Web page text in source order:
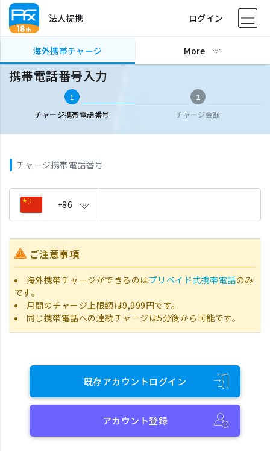
法人提携 ログイン
海外携帯チャージ More
海外携帯チャージ 携帯電話番号入力
携帯電話番号入力
1
チャージ携帯電話番号
2
チャージ金額
チャージ携帯電話番号
+86
ご注意事項
海外携帯チャージができるのはプリペイド式携帯電話のみ
です。
月間のチャージ上限額は9,999円です。
同じ携帯電話への連続チャージは5分後から可能です。
既存アカウントログイン
アカウント登録